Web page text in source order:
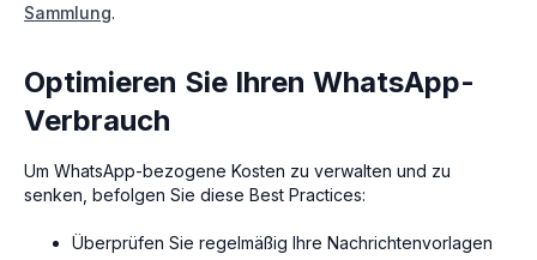
Sammlung.
Optimieren Sie Ihren WhatsApp-
Verbrauch
Um WhatsApp-bezogene Kosten zu verwalten und zu
senken, befolgen Sie diese Best Practices:
Überprüfen Sie regelmäßig Ihre Nachrichtenvorlagen